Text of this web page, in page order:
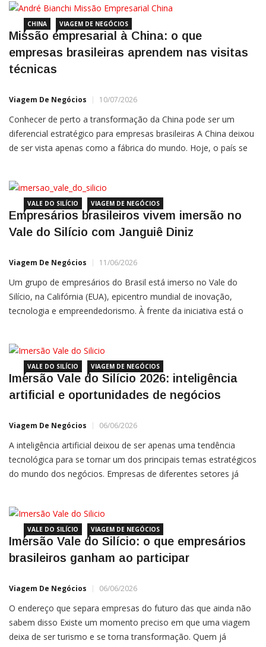
artificial, comércio eletrônico, mobilidade elétrica, automação,
robótica, fintechs e
CHINA VIAGEM DE NEGÓCIOS
Missão empresarial à China: o que
empresas brasileiras aprendem nas visitas
técnicas
Viagem De Negócios 10/07/2026
Conhecer de perto a transformação da China pode ser um
diferencial estratégico para empresas brasileiras A China deixou
de ser vista apenas como a fábrica do mundo. Hoje, o país se
e cidades inteligentes. Para empresários e executivos
brasileiros,
VALE DO SILÍCIO VIAGEM DE NEGÓCIOS
Empresários brasileiros vivem imersão no
Vale do Silício com Janguiê Diniz
Viagem De Negócios 11/06/2026
Um grupo de empresários do Brasil está imerso no Vale do
Silício, na Califórnia (EUA), epicentro mundial de inovação,
tecnologia e empreendedorismo. À frente da iniciativa está o
Empreendedorismo, da JD Business Academy e da Mentor
Capital Group (MCG). Para mais […]
VALE DO SILÍCIO VIAGEM DE NEGÓCIOS
Imersão Vale do Silício 2026: inteligência
artificial e oportunidades de negócios
Viagem De Negócios 06/06/2026
A inteligência artificial deixou de ser apenas uma tendência
tecnológica para se tornar um dos principais temas estratégicos
do mundo dos negócios. Empresas de diferentes setores já
equipes e na criação de novos modelos de negócio. É […]
VALE DO SILÍCIO VIAGEM DE NEGÓCIOS
Imersão Vale do Silício: o que empresários
brasileiros ganham ao participar
Viagem De Negócios 06/06/2026
O endereço que separa empresas do futuro das que ainda não
sabem disso Existe um momento preciso em que uma viagem
deixa de ser turismo e se torna transformação. Quem já